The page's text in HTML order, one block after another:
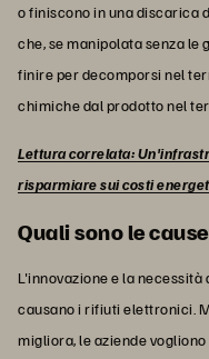
o finiscono in una discarica
che, se manipolata senza le
finire per decomporsi nel
chimiche dal prodotto nel
Lettura correlata:
risparmiare sui costi
Quali sono le
L'innovazione e la
causano i rifiuti elettronici.
migliora, le aziende